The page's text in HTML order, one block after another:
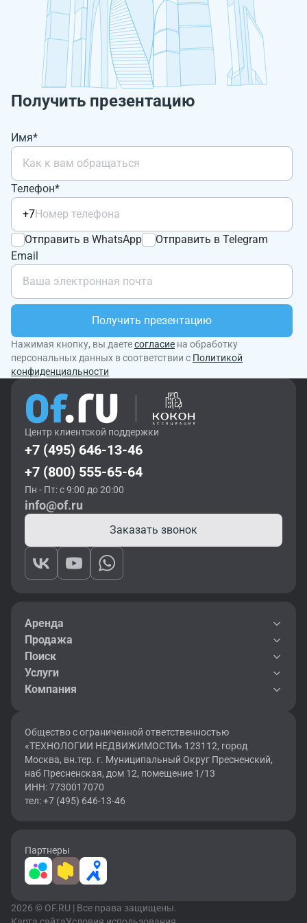
Получить презентацию
Имя*
Телефон*
+7
Отправить в WhatsApp
Отправить в Telegram
Email
Получить презентацию
Нажимая кнопку, вы даетесогласие на обработку
персональных данных в соответствии с Политикой
конфиденциальности
Центр клиентской поддержки
+7 (495) 646-13-46
+7 (800) 555-65-64
Пн - Пт: с 9:00 до 20:00
info@of.ru
Заказать звонок
Аренда
Продажа
Поиск
Услуги
Компания
Общество с ограниченной ответственностью
«ТЕХНОЛОГИИ НЕДВИЖИМОСТИ» 123112, город
Москва, вн.тер. г. Муниципальный Округ Пресненский,
наб Пресненская, дом 12, помещение 1/13
ИНН: 7730017070
тел: +7 (495) 646-13-46
Партнеры
2026 © OF.RU | Все права защищены.